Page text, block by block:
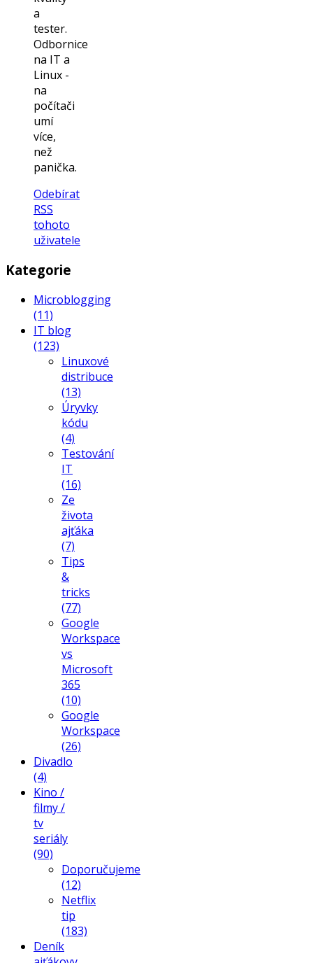
a
tester.
Odbornice
na IT a
Linux -
na
počítači
umí
více,
než
panička.
Odebírat
RSS
tohoto
uživatele
Kategorie
Microblogging
(11)
IT blog
(123)
Linuxové
distribuce
(13)
Úryvky
kódu
(4)
Testování
IT
(16)
Ze
života
ajťáka
(7)
Tips
&
tricks
(77)
Google
Workspace
vs
Microsoft
365
(10)
Google
Workspace
(26)
Divadlo
(4)
Kino /
filmy /
tv
seriály
(90)
Doporučujeme
(12)
Netflix
tip
(183)
Deník